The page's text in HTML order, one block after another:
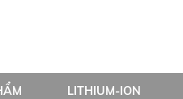
LITHIUM-ION